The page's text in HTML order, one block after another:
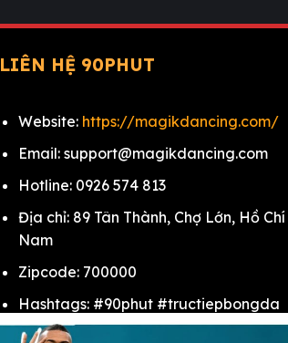
LIÊN HỆ 90PHUT
Website: https://magikdancing.com/
Email: support@magikdancing.com
Hotline: 0926 574 813
Địa chỉ: 89 Tân Thành, Chợ Lớn, Hồ
Nam
Zipcode: 700000
Hashtags: #90phut #tructiepbongda
#trang_vebo #lichthidau